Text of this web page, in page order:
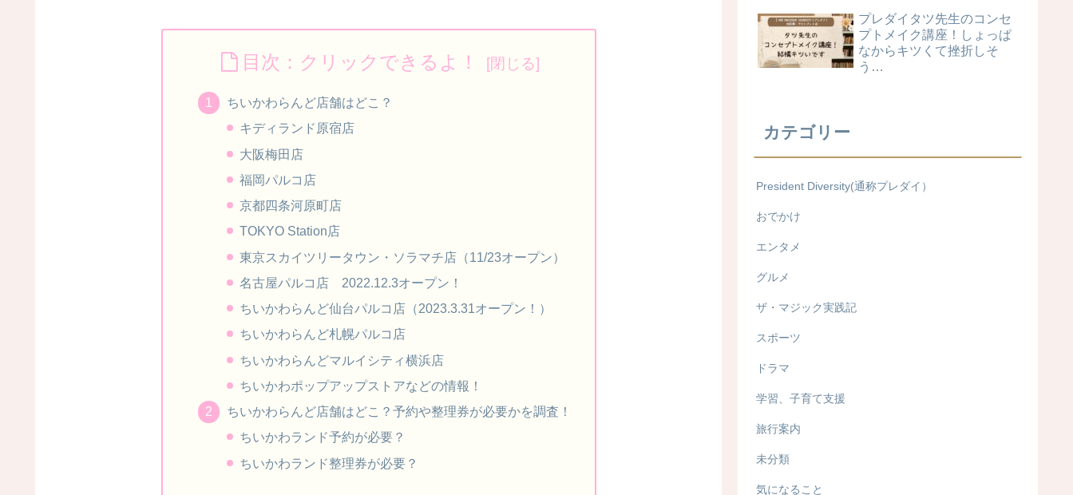
目次：クリックできるよ！
ちいかわらんど店舗はどこ？
キディランド原宿店
大阪梅田店
福岡パルコ店
京都四条河原町店
TOKYO Station店
東京スカイツリータウン・ソラマチ店（11/23オープン）
名古屋パルコ店 2022.12.3オープン！
ちいかわらんど仙台パルコ店（2023.3.31オープン！）
ちいかわらんど札幌パルコ店
ちいかわらんどマルイシティ横浜店
ちいかわポップアップストアなどの情報！
ちいかわらんど店舗はどこ？予約や整理券が必要かを調査！
ちいかわランド予約が必要？
ちいかわランド整理券が必要？
プレダイタツ先生のコンセ
プトメイク講座！しょっぱ
なからキツくて挫折しそ
う…
カテゴリー
President Diversity(通称プレダイ）
おでかけ
エンタメ
グルメ
ザ・マジック実践記
スポーツ
ドラマ
学習、子育て支援
旅行案内
未分類
気になること